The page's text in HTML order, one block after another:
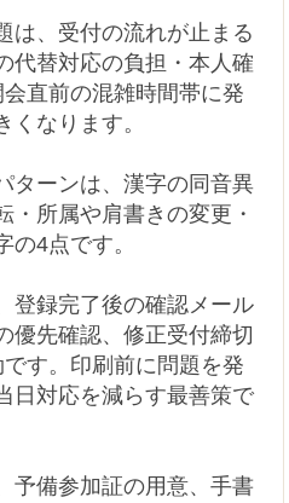
は、受付の流れが止まる
代替対応の負担・本人確
直前の混雑時間帯に発
くなります。
ターンは、漢字の同音異
・所属や肩書きの変更・
の4点です。
登録完了後の確認メール
優先確認、修正受付締切
す。印刷前に問題を発
日対応を減らす最善策で
予備参加証の用意、手書